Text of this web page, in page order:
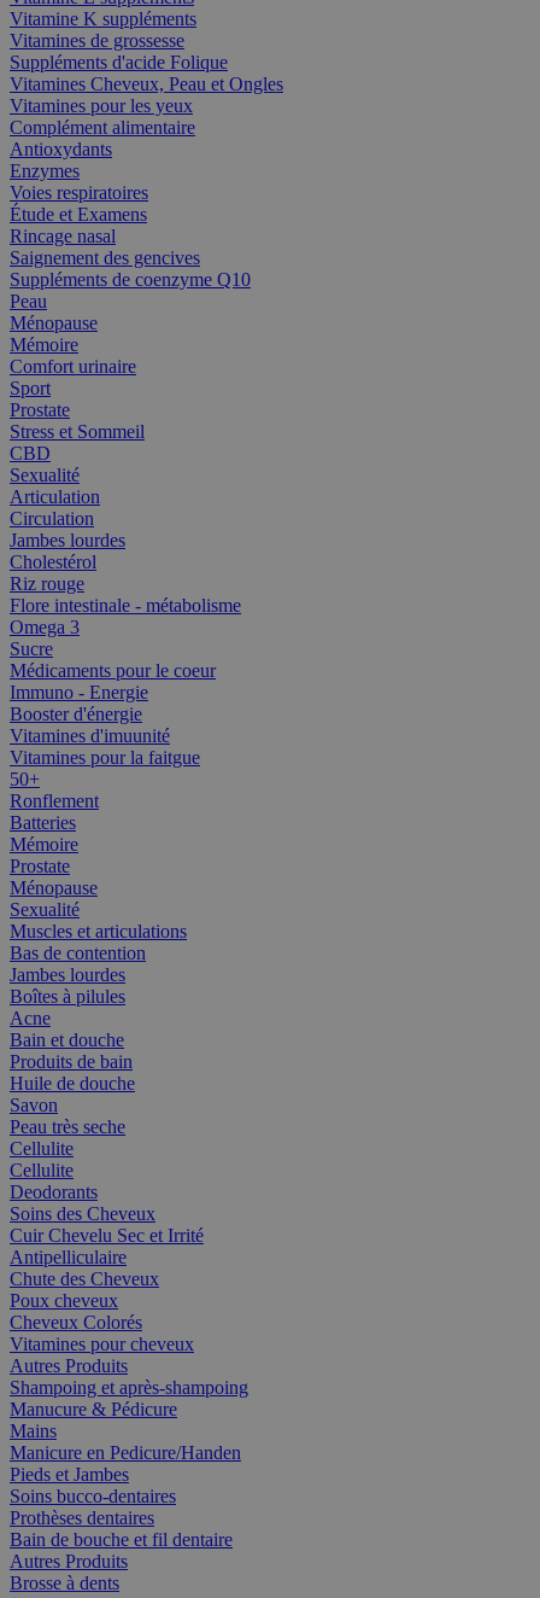
Vitamine K suppléments
Vitamines de grossesse
Suppléments d'acide Folique
Vitamines Cheveux, Peau et Ongles
Vitamines pour les yeux
Complément alimentaire
Antioxydants
Enzymes
Voies respiratoires
Étude et Examens
Rincage nasal
Saignement des gencives
Suppléments de coenzyme Q10
Peau
Ménopause
Mémoire
Comfort urinaire
Sport
Prostate
Stress et Sommeil
CBD
Sexualité
Articulation
Circulation
Jambes lourdes
Cholestérol
Riz rouge
Flore intestinale - métabolisme
Omega 3
Sucre
Médicaments pour le coeur
Immuno - Energie
Booster d'énergie
Vitamines d'imuunité
Vitamines pour la faitgue
50+
Ronflement
Batteries
Mémoire
Prostate
Ménopause
Sexualité
Muscles et articulations
Bas de contention
Jambes lourdes
Boîtes à pilules
Acne
Bain et douche
Produits de bain
Huile de douche
Savon
Peau très seche
Cellulite
Cellulite
Deodorants
Soins des Cheveux
Cuir Chevelu Sec et Irrité
Antipelliculaire
Chute des Cheveux
Poux cheveux
Cheveux Colorés
Vitamines pour cheveux
Autres Produits
Shampoing et après-shampoing
Manucure & Pédicure
Mains
Manicure en Pedicure/Handen
Pieds et Jambes
Soins bucco-dentaires
Prothèses dentaires
Bain de bouche et fil dentaire
Autres Produits
Brosse à dents